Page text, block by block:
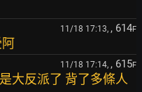
11/18 17:13, , 614F
11/18 17:14, , 615F
大反派了 背了多條人